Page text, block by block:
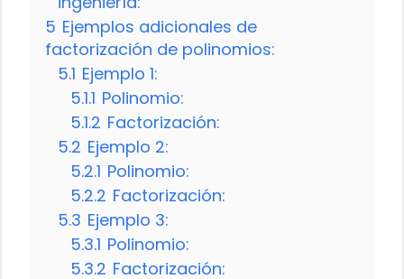
5 Ejemplos adicionales de
factorización de polinomios:
5.1 Ejemplo 1:
5.1.1 Polinomio:
5.1.2 Factorización:
5.2 Ejemplo 2:
5.2.1 Polinomio:
5.2.2 Factorización:
5.3 Ejemplo 3:
5.3.1 Polinomio:
5.3.2 Factorización: